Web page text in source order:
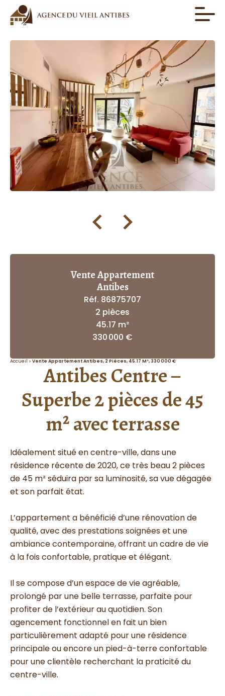
Vente Appartement
Antibes
Réf. 86875707
2 pièces
45.17 m²
330 000 €
Accueil Vente Appartement Antibes, 2 Pièces, 45.17 M², 330 000 €
Antibes Centre –
Superbe 2 pièces de 45
m² avec terrasse
Idéalement situé en centre-ville, dans une
résidence récente de 2020, ce très beau 2 pièces
de 45 m² séduira par sa luminosité, sa vue dégagée
et son parfait état.
L’appartement a bénéficié d’une rénovation de
qualité, avec des prestations soignées et une
ambiance contemporaine, offrant un cadre de vie
à la fois confortable, pratique et élégant.
Il se compose d’un espace de vie agréable,
prolongé par une belle terrasse, parfaite pour
profiter de l’extérieur au quotidien. Son
agencement fonctionnel en fait un bien
particulièrement adapté pour une résidence
principale ou encore un pied-à-terre confortable
pour une clientèle recherchant la praticité du
centre-ville.